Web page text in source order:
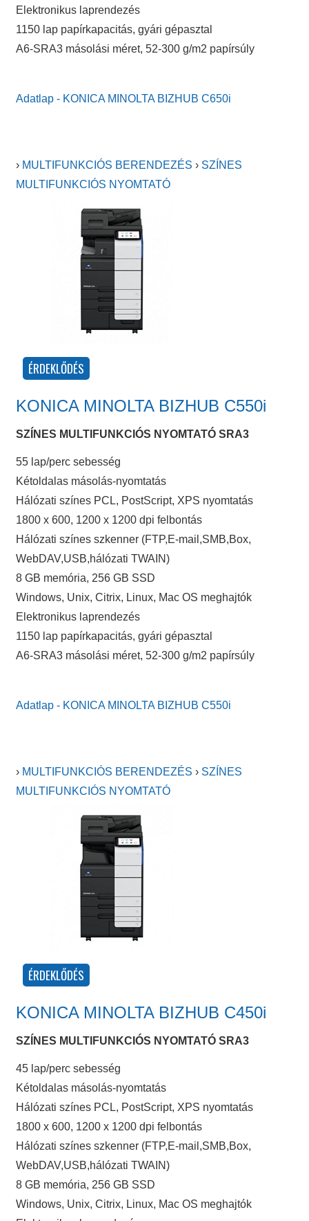
Elektronikus laprendezés
1150 lap papírkapacitás, gyári gépasztal
A6-SRA3 másolási méret, 52-300 g/m2 papírsúly
Adatlap - KONICA MINOLTA BIZHUB C650i
› MULTIFUNKCIÓS BERENDEZÉS › SZÍNES
MULTIFUNKCIÓS NYOMTATÓ
KONICA MINOLTA BIZHUB C550i
SZÍNES MULTIFUNKCIÓS NYOMTATÓ SRA3
55 lap/perc sebesség
Kétoldalas másolás-nyomtatás
Hálózati színes PCL, PostScript, XPS nyomtatás
1800 x 600, 1200 x 1200 dpi felbontás
Hálózati színes szkenner (FTP,E-mail,SMB,Box,
WebDAV,USB,hálózati TWAIN)
8 GB memória, 256 GB SSD
Windows, Unix, Citrix, Linux, Mac OS meghajtók
Elektronikus laprendezés
1150 lap papírkapacitás, gyári gépasztal
A6-SRA3 másolási méret, 52-300 g/m2 papírsúly
Adatlap - KONICA MINOLTA BIZHUB C550i
› MULTIFUNKCIÓS BERENDEZÉS › SZÍNES
MULTIFUNKCIÓS NYOMTATÓ
KONICA MINOLTA BIZHUB C450i
SZÍNES MULTIFUNKCIÓS NYOMTATÓ SRA3
45 lap/perc sebesség
Kétoldalas másolás-nyomtatás
Hálózati színes PCL, PostScript, XPS nyomtatás
1800 x 600, 1200 x 1200 dpi felbontás
Hálózati színes szkenner (FTP,E-mail,SMB,Box,
WebDAV,USB,hálózati TWAIN)
8 GB memória, 256 GB SSD
Windows, Unix, Citrix, Linux, Mac OS meghajtók